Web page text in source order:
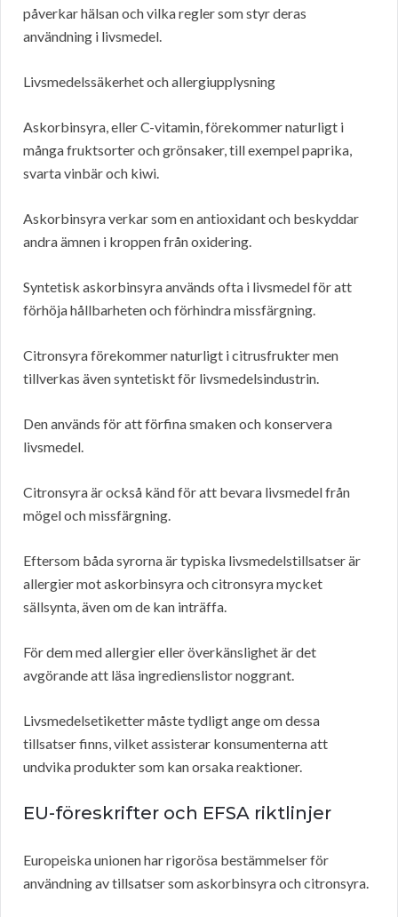
påverkar hälsan och vilka regler som styr deras
användning i livsmedel.
Livsmedelssäkerhet och allergiupplysning
Askorbinsyra, eller C-vitamin, förekommer naturligt i
många fruktsorter och grönsaker, till exempel paprika,
svarta vinbär och kiwi.
Askorbinsyra verkar som en antioxidant och beskyddar
andra ämnen i kroppen från oxidering.
Syntetisk askorbinsyra används ofta i livsmedel för att
förhöja hållbarheten och förhindra missfärgning.
Citronsyra förekommer naturligt i citrusfrukter men
tillverkas även syntetiskt för livsmedelsindustrin.
Den används för att förfina smaken och konservera
livsmedel.
Citronsyra är också känd för att bevara livsmedel från
mögel och missfärgning.
Eftersom båda syrorna är typiska livsmedelstillsatser är
allergier mot askorbinsyra och citronsyra mycket
sällsynta, även om de kan inträffa.
För dem med allergier eller överkänslighet är det
avgörande att läsa ingredienslistor noggrant.
Livsmedelsetiketter måste tydligt ange om dessa
tillsatser finns, vilket assisterar konsumenterna att
undvika produkter som kan orsaka reaktioner.
EU-föreskrifter och EFSA riktlinjer
Europeiska unionen har rigorösa bestämmelser för
användning av tillsatser som askorbinsyra och citronsyra.